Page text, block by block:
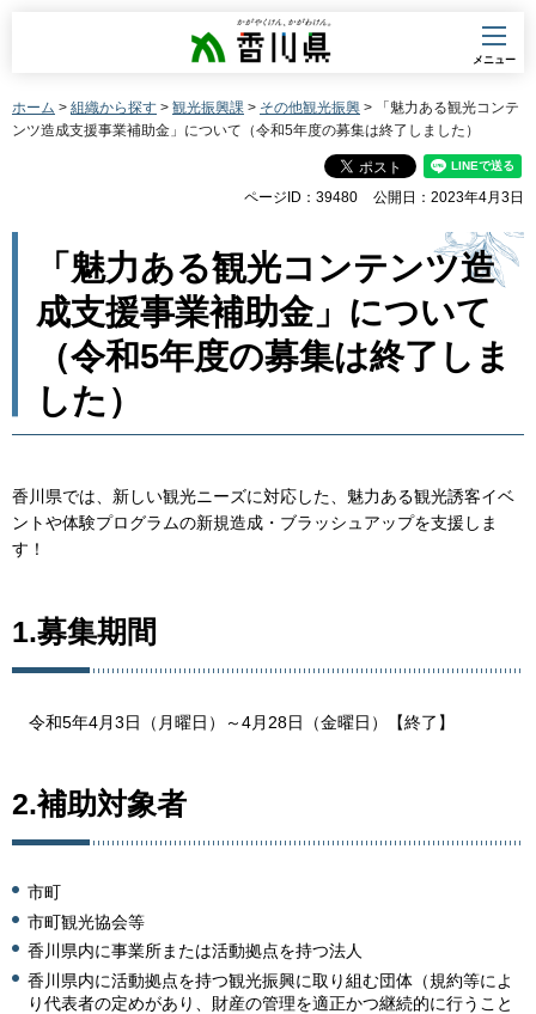
香川県
メニュー
ホーム > 組織から探す > 観光振興課 > その他観光振興 > 「魅力ある観光コンテ
ンツ造成支援事業補助金」について（令和5年度の募集は終了しました）
ページID：39480 公開日：2023年4月3日
「魅力ある観光コンテンツ造
成支援事業補助金」について
（令和5年度の募集は終了しま
した）
香川県では、新しい観光ニーズに対応した、魅力ある観光誘客イベ
ントや体験プログラムの新規造成・ブラッシュアップを支援しま
す！
1.募集期間
令和5年4月3日（月曜日）～4月28日（金曜日）【終了】
2.補助対象者
市町
市町観光協会等
香川県内に事業所または活動拠点を持つ法人
香川県内に活動拠点を持つ観光振興に取り組む団体（規約等によ
り代表者の定めがあり、財産の管理を適正かつ継続的に行うこと